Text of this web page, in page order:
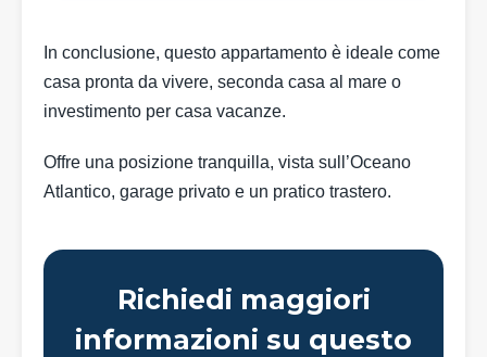
In conclusione, questo appartamento è ideale come
casa pronta da vivere, seconda casa al mare o
investimento per casa vacanze.
Offre una posizione tranquilla, vista sull’Oceano
Atlantico, garage privato e un pratico trastero.
Richiedi maggiori
informazioni su questo